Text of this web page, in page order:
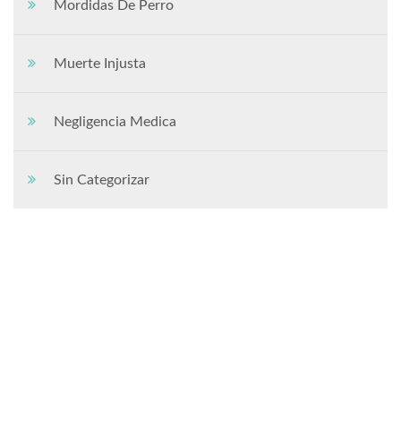
Mordidas De Perro
Muerte Injusta
Negligencia Medica
Sin Categorizar